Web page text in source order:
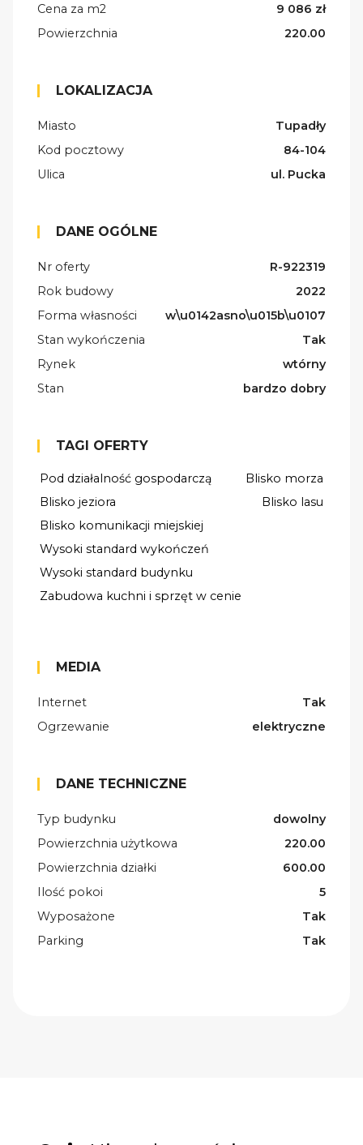
Cena za m2
9 086 zł
Powierzchnia
220.00
LOKALIZACJA
Miasto
Tupadły
Kod pocztowy
84-104
Ulica
ul. Pucka
DANE OGÓLNE
Nr oferty
R-922319
Rok budowy
2022
Forma własności
w\u0142asno\u015b\u0107
Stan wykończenia
Tak
Rynek
wtórny
Stan
bardzo dobry
TAGI OFERTY
Pod działalność gospodarczą
Blisko morza
Blisko jeziora
Blisko lasu
Blisko komunikacji miejskiej
Wysoki standard wykończeń
Wysoki standard budynku
Zabudowa kuchni i sprzęt w cenie
MEDIA
Internet
Tak
Ogrzewanie
elektryczne
DANE TECHNICZNE
Typ budynku
dowolny
Powierzchnia użytkowa
220.00
Powierzchnia działki
600.00
Ilość pokoi
5
Wyposażone
Tak
Parking
Tak